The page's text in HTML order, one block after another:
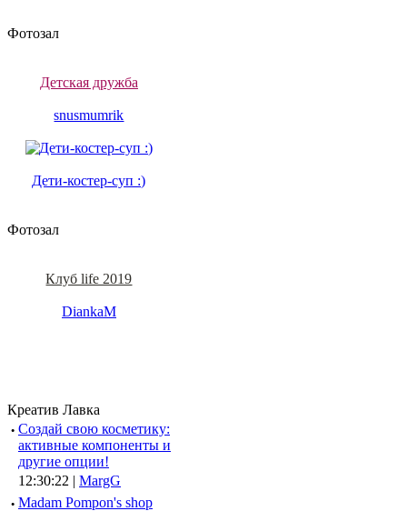
Фотозал
Детская дружба
snusmumrik
Дети-костер-суп :)
Фотозал
Клуб life 2019
DiankaM
Креатив Лавка
· Создай свою косметику:
активные компоненты и
другие опции!
12:30:22 | MargG
· Madam Pompon's shop